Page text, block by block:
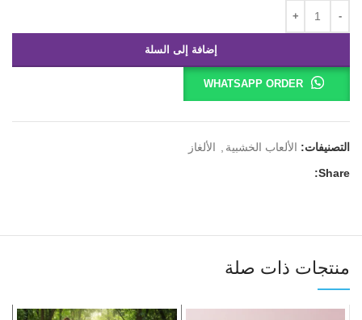
إضافة إلى السلة
WHATSAPP ORDER
التصنيفات: الألعاب الخشبية
الألغاز
Share:
منتجات ذات صلة